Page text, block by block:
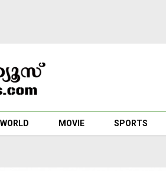
WORLD MOVIE SPORTS